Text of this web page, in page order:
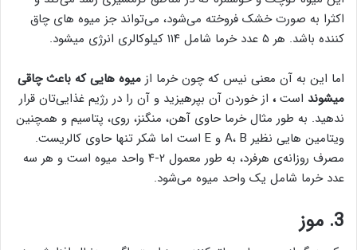
اکثرا به صورت خشک فروخته می‌شود، می‌تواند جز میوه‌ های چاق
کننده باشد. هر ۵ عدد خرما شامل ۱۱۴ کیلوکالری انرژی میشود.
اما این به آن معنی نیس که چون خرما از میوه هایی که باعث چاقی
میشوند است ، از خوردن آن بپرهیزید و آن را در رژیم غذایی‌تان قرار
ندهید. به طور مثال خرما حاوی آهن، منگنز، روی، پتاسیم و همچنین
ویتامین هایی نظیر A، B و E است اما شکر تنها حاوی‌ کالریست.
مصرف روزانه‌ی هرفرد، به طور معمول ۲-۴ واحد میوه است و هر سه
عدد خرما شامل یک واحد میوه می‌شود.
3. موز